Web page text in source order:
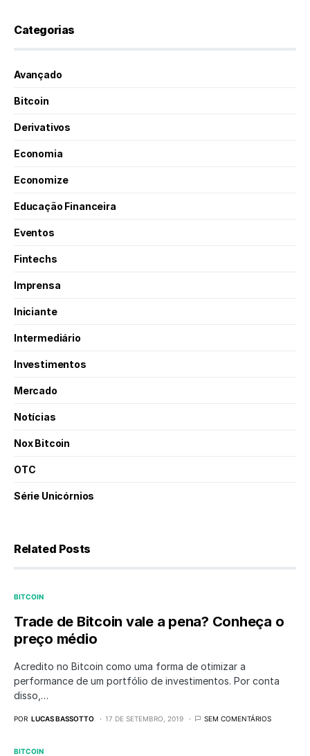
Categorias
Avançado
Bitcoin
Derivativos
Economia
Economize
Educação Financeira
Eventos
Fintechs
Imprensa
Iniciante
Intermediário
Investimentos
Mercado
Notícias
Nox Bitcoin
OTC
Série Unicórnios
Related Posts
BITCOIN
Trade de Bitcoin vale a pena? Conheça o
preço médio
Acredito no Bitcoin como uma forma de otimizar a
performance de um portfólio de investimentos. Por conta
disso,…
POR LUCAS BASSOTTO 17 DE SETEMBRO, 2019 SEM COMENTÁRIOS
BITCOIN